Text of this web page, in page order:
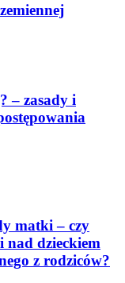
– zasady i
matki – czy
nad dzieckiem
z rodziców?